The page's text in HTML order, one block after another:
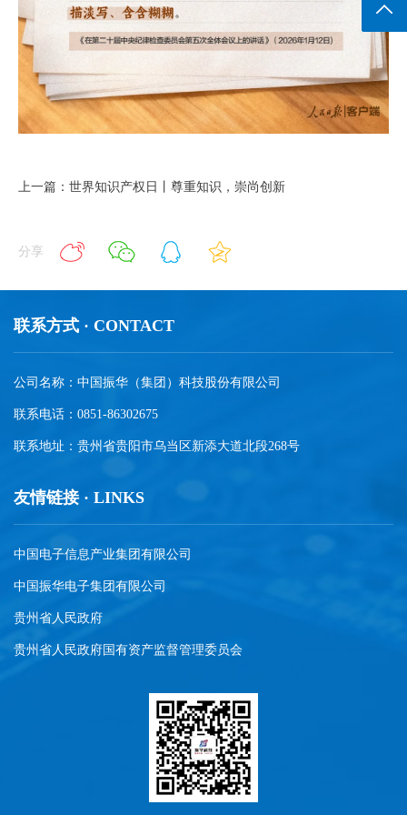
上一篇：世界知识产权日丨尊重知识，崇尚创新
分享
联系方式 · CONTACT
公司名称：中国振华（集团）科技股份有限公司
联系电话：0851-86302675
联系地址：贵州省贵阳市乌当区新添大道北段268号
友情链接 · LINKS
中国电子信息产业集团有限公司
中国振华电子集团有限公司
贵州省人民政府
贵州省人民政府国有资产监督管理委员会
返回